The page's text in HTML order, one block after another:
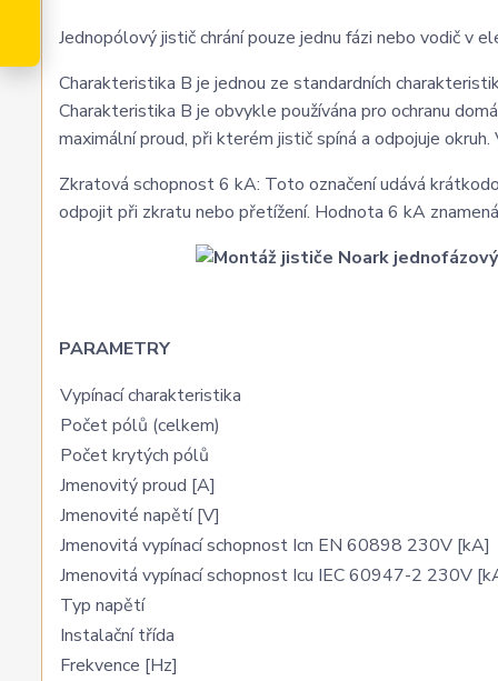
Jednopólový jistič chrání pouze jednu fázi nebo vodič v
Charakteristika B je jednou ze standardních
Charakteristika B je obvykle používána pro ochranu
maximální proud, při kterém jistič spíná a odpojuje
Zkratová schopnost 6 kA: Toto označení udává
odpojit při zkratu nebo přetížení. Hodnota 6 kA
PARAMETRY
Vypínací charakteristika
Počet pólů (celkem)
Počet krytých pólů
Jmenovitý proud [A]
Jmenovité napětí [V]
Jmenovitá vypínací schopnost Icn EN 60898 230V [kA]
Jmenovitá vypínací schopnost Icu IEC 60947-2 230V
Typ napětí
Instalační třída
Frekvence [Hz]